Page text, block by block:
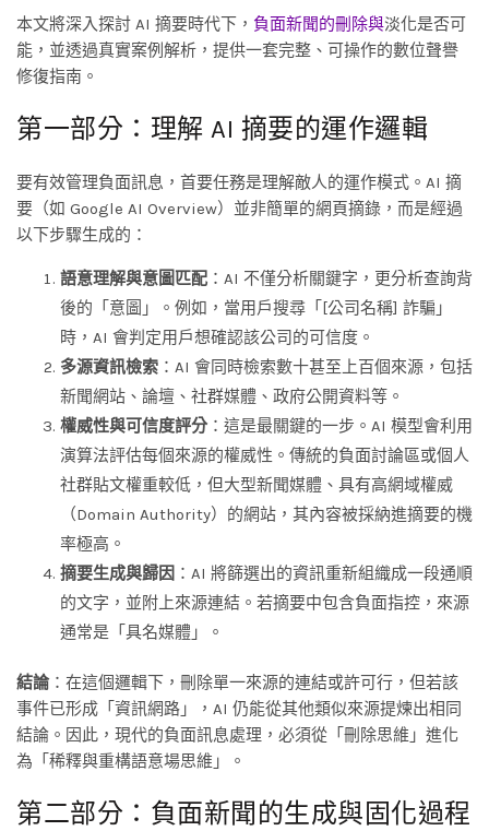
本文將深入探討 AI 摘要時代下， 負面新聞的刪除與淡化是否可
能，並透過真實案例解析，提供一套完整、可操作的數位聲譽
修復指南。
第一部分：理解 AI 摘要的運作邏輯
要有效管理負面訊息，首要任務是理解敵人的運作模式。AI 摘
要（如 Google AI Overview）並非簡單的網頁摘錄，而是經過
以下步驟生成的：
語意理解與意圖匹配 ：AI 不僅分析關鍵字，更分析查詢背
後的「意圖」。例如，當用戶搜尋「[公司名稱] 詐騙」
時，AI 會判定用戶想確認該公司的可信度。
多源資訊檢索 ：AI 會同時檢索數十甚至上百個來源，包括
新聞網站、論壇、社群媒體、政府公開資料等。
權威性與可信度評分 ：這是最關鍵的一步。AI 模型會利用
演算法評估每個來源的權威性。傳統的負面討論區或個人
社群貼文權重較低，但大型新聞媒體、具有高網域權威
（Domain Authority）的網站，其內容被採納進摘要的機
率極高。
摘要生成與歸因 ：AI 將篩選出的資訊重新組織成一段通順
的文字，並附上來源連結。若摘要中包含負面指控，來源
通常是「具名媒體」。
結論：在這個邏輯下，刪除單一來源的連結或許可行，但若該
事件已形成「資訊網路」，AI 仍能從其他類似來源提煉出相同
結論。因此，現代的負面訊息處理，必須從「刪除思維」進化
為「稀釋與重構語意場思維」。
第二部分：負面新聞的生成與固化過程